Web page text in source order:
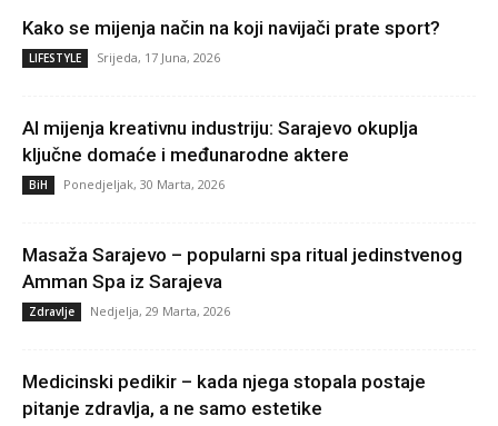
Kako se mijenja način na koji navijači prate sport?
LIFESTYLE Srijeda, 17 Juna, 2026
AI mijenja kreativnu industriju: Sarajevo okuplja
ključne domaće i međunarodne aktere
BiH Ponedjeljak, 30 Marta, 2026
Masaža Sarajevo – popularni spa ritual jedinstvenog
Amman Spa iz Sarajeva
Zdravlje Nedjelja, 29 Marta, 2026
Medicinski pedikir – kada njega stopala postaje
pitanje zdravlja, a ne samo estetike